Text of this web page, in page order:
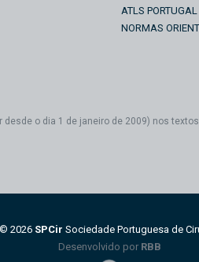
ATLS PORTUGAL
NORMAS
o dia 1 de janeiro de 2009) nos
© 2026 SPCir Sociedade Portuguesa de
Desenvolvido por RBB